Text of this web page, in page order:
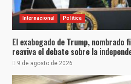
Internacional Política
El exabogado de Trump, nombrado
reaviva el debate sobre la
9 de agosto de 2026